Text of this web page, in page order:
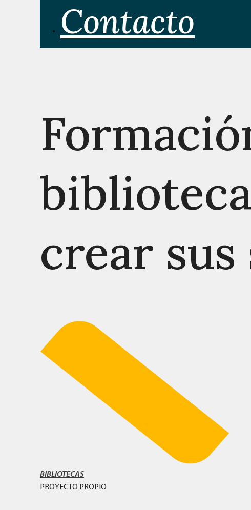
Contacto
crear sus
BIBLIOTECAS
PROYECTO PROPIO